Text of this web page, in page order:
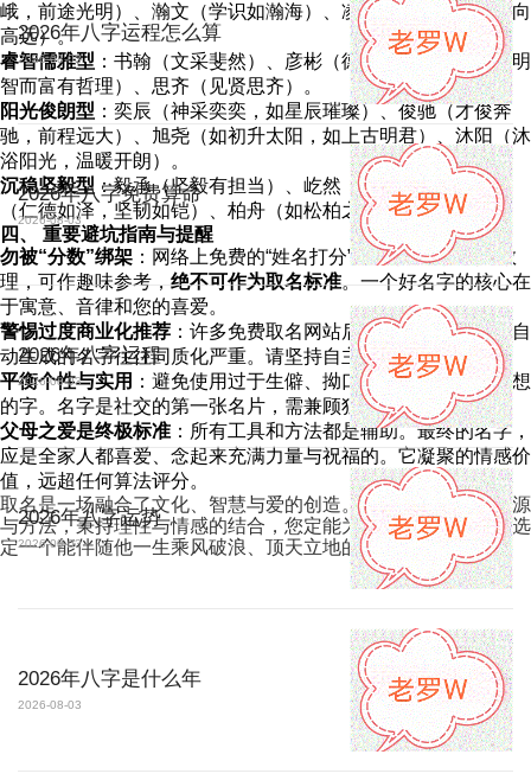
峨，前途光明）、瀚文（学识如瀚海）、凌霄（直上云霄，志向
高远）。
睿智儒雅型 ：书翰（文采斐然）、彦彬（德才兼备）、明哲（明
智而富有哲理）、思齐（见贤思齐）。
阳光俊朗型 ：奕辰（神采奕奕，如星辰璀璨）、俊驰（才俊奔
驰，前程远大）、旭尧（如初升太阳，如上古明君）、沐阳（沐
浴阳光，温暖开朗）。
沉稳坚毅型 ：毅承（坚毅有担当）、屹然（巍然屹立）、泽铠
（仁德如泽，坚韧如铠）、柏舟（如松柏之坚，如舟行稳）。
四、 重要避坑指南与提醒
勿被“分数”绑架 ：网络上免费的“姓名打分”多基于“三才五格”数
理，可作趣味参考， 绝不可作为取名标准。一个好名字的核心在
于寓意、音律和您的喜爱。
警惕过度商业化推荐 ：许多免费取名网站后隐藏付费服务，其自
动生成的名字往往同质化严重。请坚持自主筛选和创作。
平衡个性与实用 ：避免使用过于生僻、拗口或容易产生负面联想
的字。名字是社交的第一张名片，需兼顾独特性与易读性。
父母之爱是终极标准 ：所有工具和方法都是辅助。最终的名字，
应是全家人都喜爱、念起来充满力量与祝福的。它凝聚的情感价
值，远超任何算法评分。
取名是一场融合了文化、智慧与爱的创造。善用这些免费的资源
与方法，秉持理性与情感的结合，您定能为家中的小男子汉，选
定一个能伴随他一生乘风破浪、顶天立地的好名字。
2026年八字运程怎么算
2026-08-03
2026年八字免费算命
2026-08-03
2026年八字运程
2026-08-03
2026年八字运势
2026-08-03
2026年八字是什么年
2026-08-03